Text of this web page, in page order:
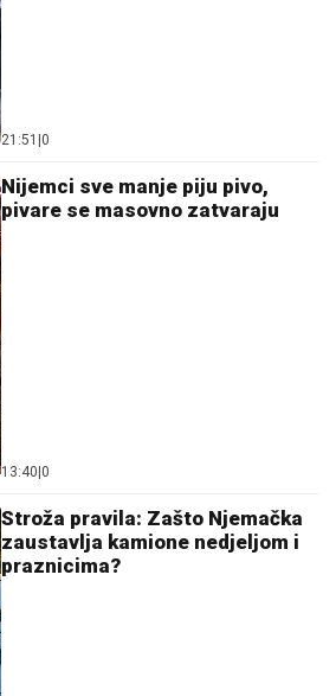
21:51 0
Nijemci sve manje piju pivo,
pivare se masovno zatvaraju
13:40 0
Stroža pravila: Zašto Njemačka
zaustavlja kamione nedjeljom i
praznicima?